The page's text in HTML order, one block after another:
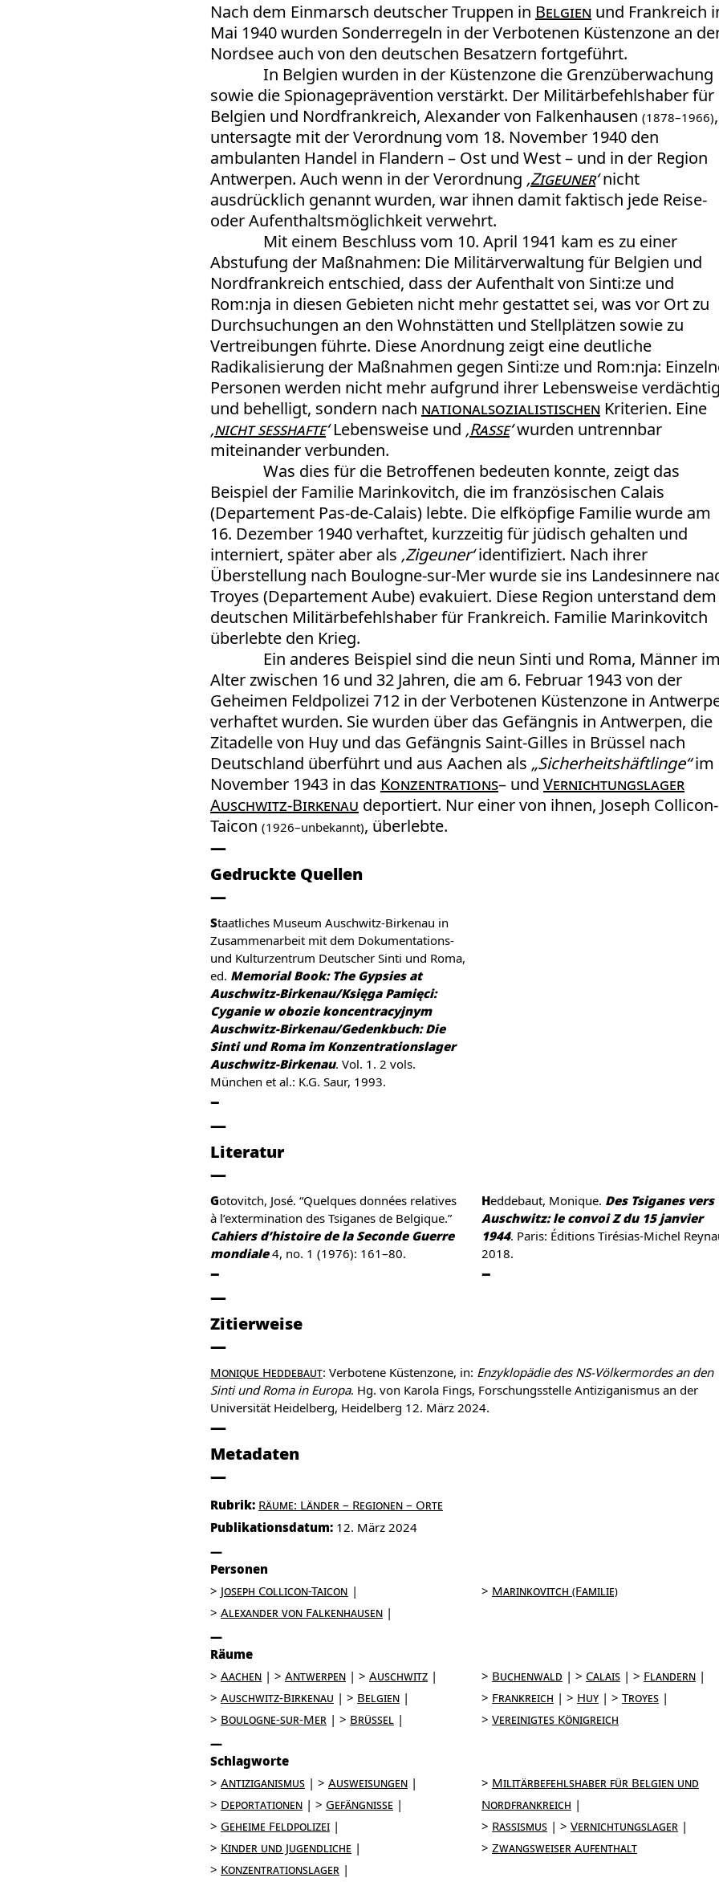
Nach dem Einmarsch deutscher Truppen in Belgien und Frankreich
Mai 1940 wurden Sonderregeln in der Verbotenen Küstenzone an
Nordsee auch von den deutschen Besatzern fortgeführt.
In Belgien wurden in der Küstenzone die Grenzüberwachung
sowie die Spionageprävention verstärkt. Der Militärbefehlshaber für
Belgien und Nordfrankreich, Alexander von Falkenhausen (1878–1966),
untersagte mit der Verordnung vom 18. November 1940 den
ambulanten Handel in Flandern – Ost und West – und in der Region
Antwerpen. Auch wenn in der Verordnung ‚Zigeuner‘nicht
ausdrücklich genannt wurden, war ihnen damit faktisch jede Reise-
oder Aufenthaltsmöglichkeit verwehrt.
Mit einem Beschluss vom 10. April 1941 kam es zu einer
Abstufung der Maßnahmen: Die Militärverwaltung für Belgien und
Nordfrankreich entschied, dass der Aufenthalt von Sinti:ze und
Rom:nja in diesen Gebieten nicht mehr gestattet sei, was vor Ort zu
Durchsuchungen an den Wohnstätten und Stellplätzen sowie zu
Vertreibungen führte. Diese Anordnung zeigt eine deutliche
Radikalisierung der Maßnahmen gegen Sinti:ze und Rom:nja:
Personen werden nicht mehr aufgrund ihrer Lebensweise
und behelligt, sondern nach nationalsozialistischen Kriterien. Eine
‚nicht sesshafte‘Lebensweise und ‚Rasse‘wurden untrennbar
miteinander verbunden.
Was dies für die Betroffenen bedeuten konnte, zeigt das
Beispiel der Familie Marinkovitch, die im französischen Calais
(Departement Pas-de-Calais) lebte. Die elfköpfige Familie wurde am
16. Dezember 1940 verhaftet, kurzzeitig für jüdisch gehalten und
interniert, später aber als ‚Zigeuner‘identifiziert. Nach ihrer
Überstellung nach Boulogne-sur-Mer wurde sie ins Landesinnere
Troyes (Departement Aube) evakuiert. Diese Region unterstand dem
deutschen Militärbefehlshaber für Frankreich. Familie Marinkovitch
überlebte den Krieg.
Ein anderes Beispiel sind die neun Sinti und Roma, Männer
Alter zwischen 16 und 32 Jahren, die am 6. Februar 1943 von der
Geheimen Feldpolizei 712 in der Verbotenen Küstenzone in
verhaftet wurden. Sie wurden über das Gefängnis in Antwerpen, die
Zitadelle von Huy und das Gefängnis Saint-Gilles in Brüssel nach
Deutschland überführt und aus Aachen als „Sicherheitshäftlinge“im
November 1943 in das Konzentrations– und Vernichtungslager
Auschwitz-Birkenau deportiert. Nur einer von ihnen, Joseph Collicon-
Taicon (1926–unbekannt), überlebte.
Gedruckte Quellen
Staatliches Museum Auschwitz-Birkenau in
Zusammenarbeit mit dem Dokumentations-
und Kulturzentrum Deutscher Sinti und Roma,
ed. Memorial Book: The Gypsies at
Auschwitz-Birkenau/Księga Pamięci:
Cyganie w obozie koncentracyjnym
Auschwitz-Birkenau/Gedenkbuch: Die
Sinti und Roma im Konzentrationslager
Auschwitz-Birkenau. Vol. 1. 2 vols.
München et al.: K.G. Saur, 1993.
Literatur
Gotovitch, José. “Quelques données relatives
à l’extermination des Tsiganes de Belgique.”
Cahiers d’histoire de la Seconde Guerre
mondiale4, no. 1 (1976): 161–80.
Heddebaut, Monique. Des Tsiganes vers
Auschwitz: le convoi Z du 15 janvier
1944. Paris: Éditions Tirésias-Michel
2018.
Zitierweise
Monique Heddebaut: Verbotene Küstenzone, in: Enzyklopädie des NS-Völkermordes an den
Sinti und Roma in Europa. Hg. von Karola Fings, Forschungsstelle Antiziganismus an der
Universität Heidelberg, Heidelberg 12. März 2024.
Metadaten
Rubrik: Räume: Länder – Regionen – Orte
Publikationsdatum: 12. März 2024
Personen
Joseph Collicon-Taicon
Alexander von Falkenhausen
Marinkovitch (Familie)
Räume
Aachen
Antwerpen
Auschwitz
Auschwitz-Birkenau
Belgien
Boulogne-sur-Mer
Brüssel
Buchenwald Calais
Flandern
Frankreich
Huy
Troyes
Vereinigtes Königreich
Schlagworte
Antiziganismus
Ausweisungen
Deportationen
Gefängnisse
Geheime Feldpolizei
Kinder und Jugendliche
Konzentrationslager
Militärbefehlshaber für Belgien und
Nordfrankreich
Rassismus
Vernichtungslager
Zwangsweiser Aufenthalt